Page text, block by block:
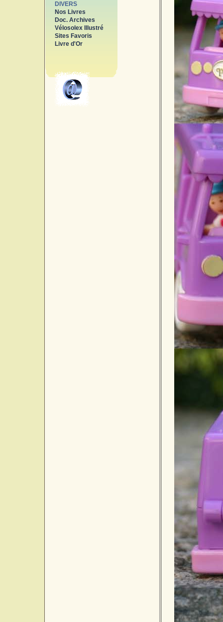
DIVERS
Nos Livres
Doc. Archives
Vélosolex Illustré
Sites Favoris
Livre d'Or